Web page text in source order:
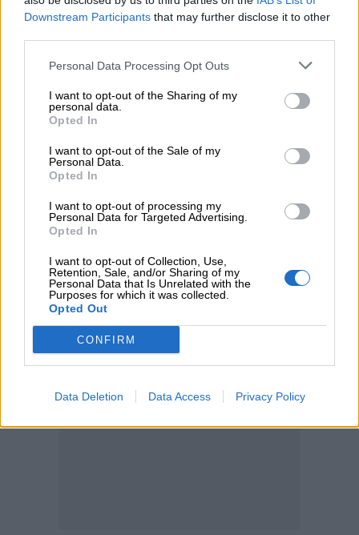
Downstream Participants that may further disclose it to other
Personal Data Processing Opt Outs
I want to opt-out of the Sharing of my
personal data.
Opted In
I want to opt-out of the Sale of my
Personal Data.
Opted In
I want to opt-out of processing my
Personal Data for Targeted Advertising.
Opted In
I want to opt-out of Collection, Use,
Retention, Sale, and/or Sharing of my
Personal Data that Is Unrelated with the
Purposes for which it was collected.
Opted Out
CONFIRM
Data Deletion Data Access Privacy Policy
Ιωάννης Μπολέτης – ΩΝΑΣΕΙΟ
04.08.2026 - 15:33
ασφαλισμένους της από τις πυρκαγιές
04.08.2026 - 12:40
Τράπεζα Κύπρου: Ενισχυμένες κατά 31% οι ασφαλιστικές
εξάμηνο
Σπύρος Γεωργαράς - «ΥΓΕΙΑ» / Ερευνητικό και Θεραπευτικό
Ινστιτούτο ΟΦΘΑΛΜΟΣ
ΠΕΡΙΣΣΟΤΕΡΑ